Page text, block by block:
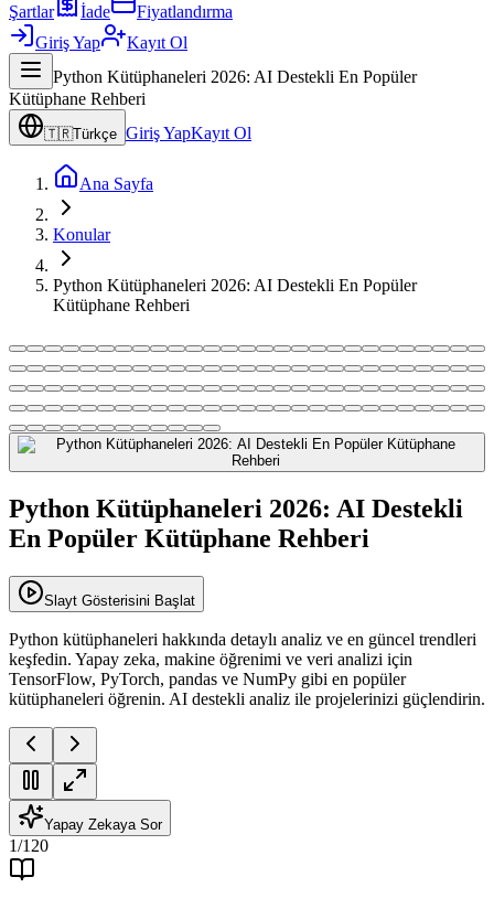
Şartlar
İade
Fiyatlandırma
Giriş Yap
Kayıt Ol
Python Kütüphaneleri 2026: AI Destekli En Popüler
Kütüphane Rehberi
🇹🇷Türkçe Giriş YapKayıt Ol
Ana Sayfa
Konular
Python Kütüphaneleri 2026: AI Destekli En Popüler
Kütüphane Rehberi
Python Kütüphaneleri 2026: AI Destekli
En Popüler Kütüphane Rehberi
Slayt Gösterisini Başlat
Python kütüphaneleri hakkında detaylı analiz ve en güncel trendleri
keşfedin. Yapay zeka, makine öğrenimi ve veri analizi için
TensorFlow, PyTorch, pandas ve NumPy gibi en popüler
kütüphaneleri öğrenin. AI destekli analiz ile projelerinizi güçlendirin.
Yapay Zekaya Sor
1/120